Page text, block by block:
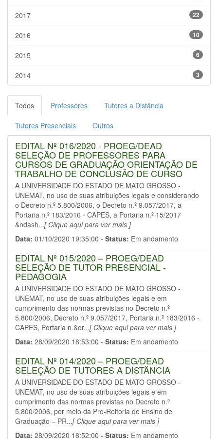
2017 22
2016 10
2015 6
2014 3
Todos Professores Tutores a Distância
Tutores Presenciais Outros
EDITAL Nº 016/2020 - PROEG/DEAD
SELEÇÃO DE PROFESSORES PARA
CURSOS DE GRADUAÇÃO ORIENTAÇÃO DE
TRABALHO DE CONCLUSÃO DE CURSO
A UNIVERSIDADE DO ESTADO DE MATO GROSSO -
UNEMAT, no uso de suas atribuições legais e considerando
o Decreto n.º 5.800/2006, o Decreto n.º 9.057/2017, a
Portaria n.º 183/2016 - CAPES, a Portaria n.º 15/2017
&ndash...[ Clique aqui para ver mais ]
Data: 01/10/2020 19:35:00 - Status: Em andamento
EDITAL Nº 015/2020 – PROEG/DEAD
SELEÇÃO DE TUTOR PRESENCIAL -
PEDAGOGIA
A UNIVERSIDADE DO ESTADO DE MATO GROSSO -
UNEMAT, no uso de suas atribuições legais e em
cumprimento das normas previstas no Decreto n.º
5.800/2006, Decreto n.º 9.057/2017, Portaria n.º 183/2016 -
CAPES, Portaria n.&or...[ Clique aqui para ver mais ]
Data: 28/09/2020 18:53:00 - Status: Em andamento
EDITAL Nº 014/2020 – PROEG/DEAD
SELEÇÃO DE TUTORES A DISTÂNCIA
A UNIVERSIDADE DO ESTADO DE MATO GROSSO -
UNEMAT, no uso de suas atribuições legais e em
cumprimento das normas previstas no Decreto n.º
5.800/2006, por meio da Pró-Reitoria de Ensino de
Graduação – PR...[ Clique aqui para ver mais ]
Data: 28/09/2020 18:52:00 - Status: Em andamento